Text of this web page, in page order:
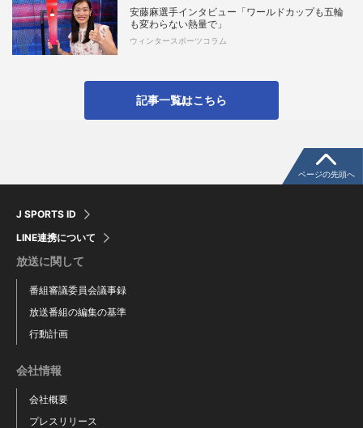
安藤麻選手インタビュー「ワールドカップも五輪
も変わらない熱量で」
ウィンタースポーツコラム
記事一覧はこちら
J SPORTS ID
LINE連携について
放送に関して
番組審議委員会議事録
放送番組の編集の基準
行動計画
会社情報
会社概要
プレスリリース
ページの先頭へ